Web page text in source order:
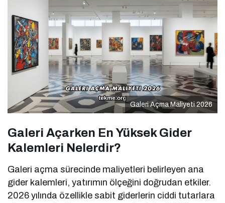
Galeri Açma Maliyeti 2026
Galeri Açarken En Yüksek Gider
Kalemleri Nelerdir?
Galeri açma sürecinde maliyetleri belirleyen ana
gider kalemleri, yatırımın ölçeğini doğrudan etkiler.
2026 yılında özellikle sabit giderlerin ciddi tutarlara